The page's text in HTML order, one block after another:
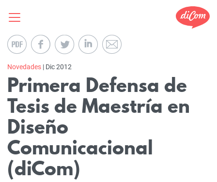
Novedades | Dic 2012
Primera Defensa de
Tesis de Maestría en
Diseño
Comunicacional
(diCom)